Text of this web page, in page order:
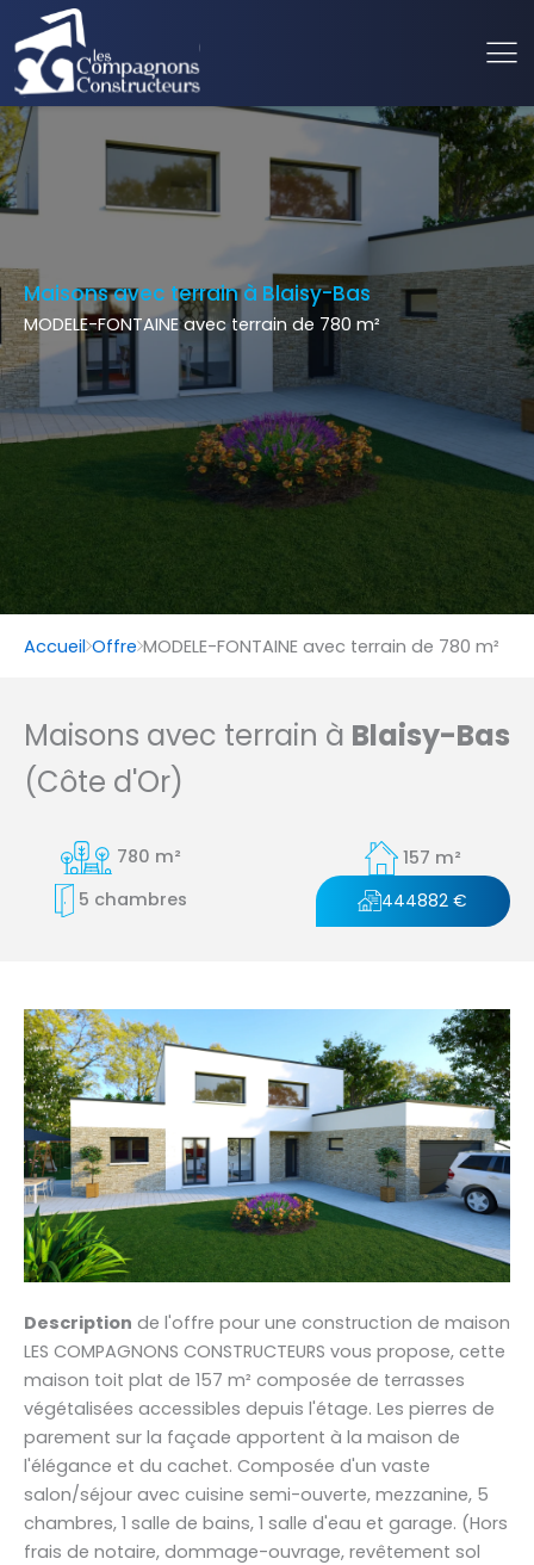
Maisons avec terrain à Blaisy-Bas
MODELE-FONTAINE avec terrain de 780 m²
Accueil Offre MODELE-FONTAINE avec terrain de 780 m²
Maisons avec terrain à Blaisy-Bas
(Côte d'Or)
780 m²
157 m²
5 chambres
444882 €
Description de l'offre pour une construction de maison
LES COMPAGNONS CONSTRUCTEURS vous propose, cette
maison toit plat de 157 m² composée de terrasses
végétalisées accessibles depuis l'étage. Les pierres de
parement sur la façade apportent à la maison de
l'élégance et du cachet. Composée d'un vaste
salon/séjour avec cuisine semi-ouverte, mezzanine, 5
chambres, 1 salle de bains, 1 salle d'eau et garage. (Hors
frais de notaire, dommage-ouvrage, revêtement sol